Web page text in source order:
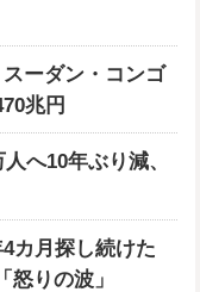
ーダン・コンゴ
兆円
へ10年ぶり減、
カ月探し続けた
りの波」